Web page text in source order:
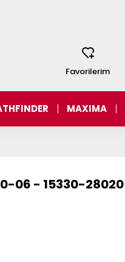
Favorilerim
MAXIMA
06 - 15330-28020